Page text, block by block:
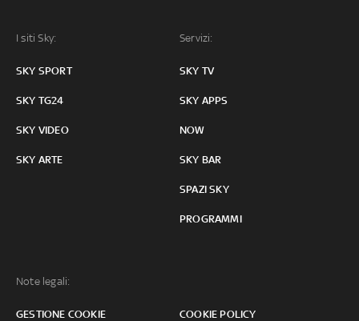
I siti Sky:
SKY SPORT
SKY TG24
SKY VIDEO
SKY ARTE
Servizi:
SKY TV
SKY APPS
NOW
SKY BAR
SPAZI SKY
PROGRAMMI
Note legali:
GESTIONE COOKIE COOKIE POLICY